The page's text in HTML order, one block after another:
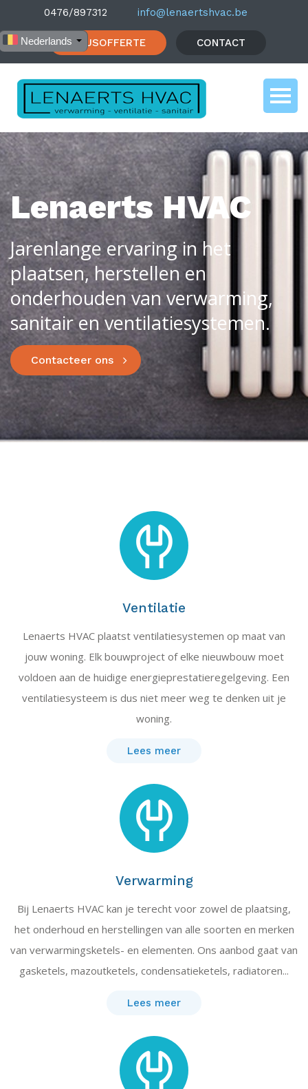
0476/897312 info@lenaertshvac.be
NederlandsPRIJSOFFERTE CONTACT
Lenaerts HVAC
Jarenlange ervaring in het
plaatsen, herstellen en
onderhouden van verwarming,
sanitair en ventilatiesystemen.
Contacteer ons
Ventilatie
Lenaerts HVAC plaatst ventilatiesystemen op maat van
jouw woning. Elk bouwproject of elke nieuwbouw moet
voldoen aan de huidige energieprestatieregelgeving. Een
ventilatiesysteem is dus niet meer weg te denken uit je
woning.
Lees meer
Verwarming
Bij Lenaerts HVAC kan je terecht voor zowel de plaatsing,
het onderhoud en herstellingen van alle soorten en merken
van verwarmingsketels- en elementen. Ons aanbod gaat van
gasketels, mazoutketels, condensatieketels, radiatoren...
Lees meer